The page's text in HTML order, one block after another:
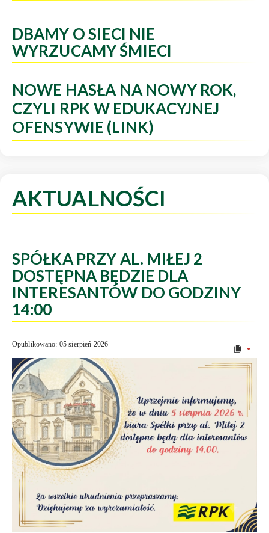
DBAMY O SIECI NIE
WYRZUCAMY ŚMIECI
NOWE HASŁA NA NOWY ROK,
CZYLI RPK W EDUKACYJNEJ
OFENSYWIE (LINK)
AKTUALNOŚCI
SPÓŁKA PRZY AL. MIŁEJ 2
DOSTĘPNA BĘDZIE DLA
INTERESANTÓW DO GODZINY
14:00
Opublikowano: 05 sierpień 2026